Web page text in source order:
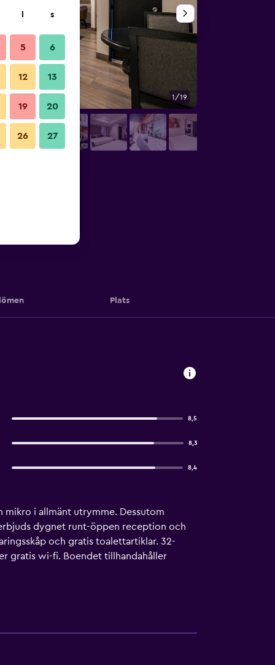
1/19
Plats
8,5
8,3
8,4
i allmänt utrymme. Dessutom
dygnet runt-öppen reception och
och gratis toalettartiklar. 32-
gratis wi-fi. Boendet tillhandahåller
s
5 6
12 13
19 20
26 27